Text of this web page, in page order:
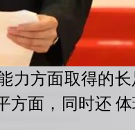
方面取得的
面，同时还